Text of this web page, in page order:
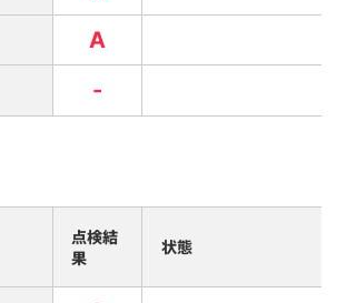
A
-
点検結
果
状態